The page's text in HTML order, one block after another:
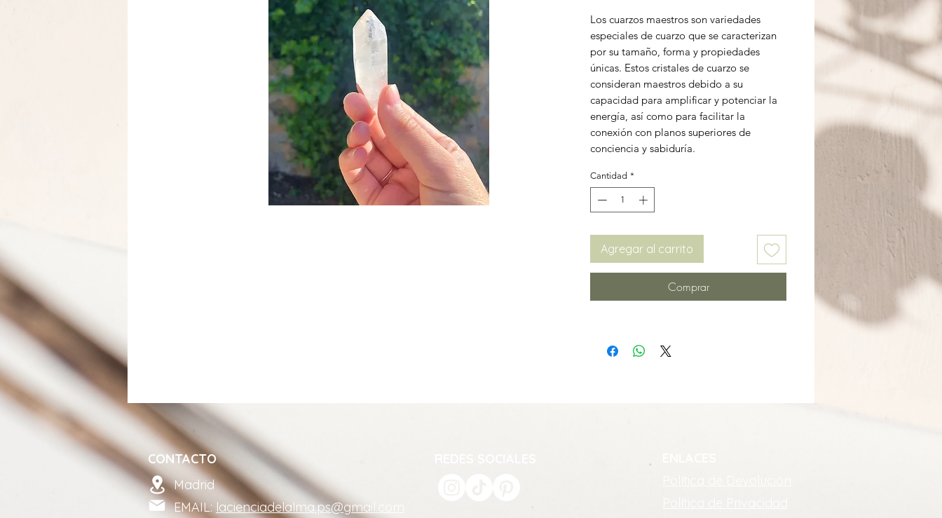
Los cuarzos maestros son variedades
especiales de cuarzo que se caracterizan
por su tamaño, forma y propiedades
únicas. Estos cristales de cuarzo se
consideran maestros debido a su
capacidad para amplificar y potenciar la
energía, así como para facilitar la
conexión con planos superiores de
conciencia y sabiduría.
Cantidad *
Agregar al carrito
Comprar
CONTACTO
Madrid
EMAIL: lacienciadelalma.ps@gmail.com